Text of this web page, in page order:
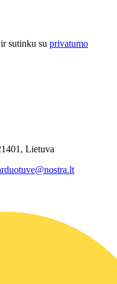
sutinku su privatumo
Lietuva